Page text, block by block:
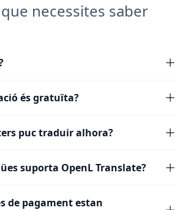
necessites saber
és gratuïta?
puc traduir alhora?
suporta OpenL Translate?
de pagament estan